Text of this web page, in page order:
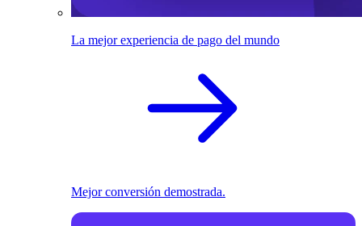
La mejor experiencia de pago del mundo
Mejor conversión demostrada.